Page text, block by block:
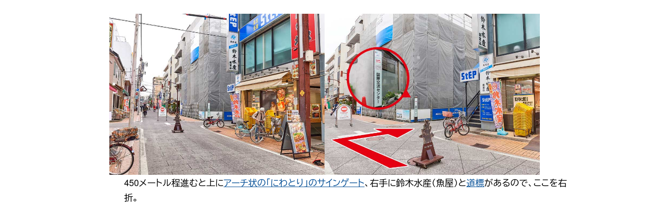
450メートル程進むと上にアーチ状の「にわとり」のサインゲート、右手に鈴木水産（魚屋）と道標があるので、ここを右
折。